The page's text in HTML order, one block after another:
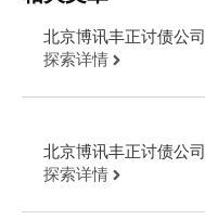
北京博讯丰正讨债公
讨欠款
探索详情
北京博讯丰正讨债公
证告老赖
探索详情